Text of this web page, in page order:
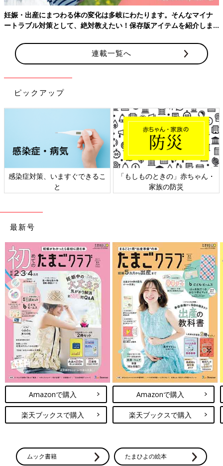
春先はホワイトやベージュ、淡いブルーと合わせると、季節感の
あるコーデに仕上がります◎
ピンク×花柄で春っぽさ満開！重ね着にぴったりな
レースワンピース
出典：Instagramアカウント「kana____ht」
kanaさんがゲットしたのは、softcheese（ソフトチーズ）のレ
り、ワンピースの下にブラウスなどを重ねて、えりを見せたりす
るのがおすすめ。少し暖かくなってきたら、こちらの投稿のよう
妊娠・出産にまつわる体の変化は多岐にわたります。そんなマイナ
ートラブル対策として、絶対教えたい！保存版アイテムを紹介しま
連載一覧へ
ピックアップ
感染症対策、いますぐできるこ
と
「もしものときの」赤ちゃん・
家族の防災
最新号
Amazonで購入
楽天ブックスで購入
Amazonで購入
楽天ブックスで購入
ムック書籍 たまひよの絵本